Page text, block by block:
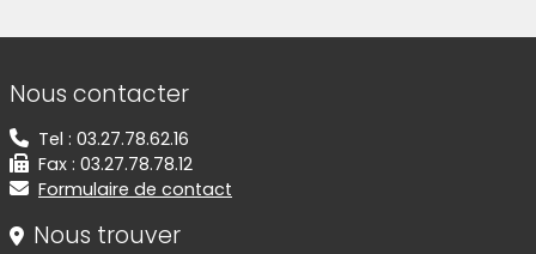
Informations de contact
Nous contacter
Tel : 03.27.78.62.16
Fax : 03.27.78.78.12
Formulaire de contact
Nous trouver